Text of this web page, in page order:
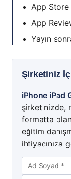
App Store
App
Yayın
Şirketiniz
iPhone iPad
şirketinizde,
formatta
eğitim
ihtiyacınıza